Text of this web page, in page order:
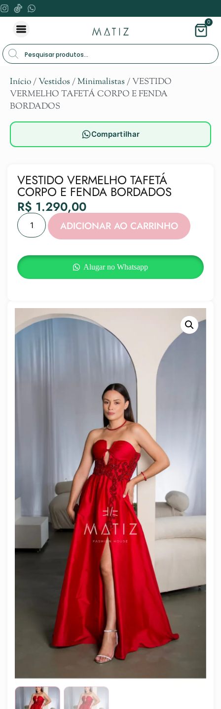
0
Início/Vestidos /Minimalistas / VESTIDO
VERMELHO TAFETÁ CORPO E FENDA
BORDADOS
Compartilhar
VESTIDO VERMELHO TAFETÁ
CORPO E FENDA BORDADOS
R$ 1.290,00
ADICIONAR AO CARRINHO
Alugar no Whatsapp